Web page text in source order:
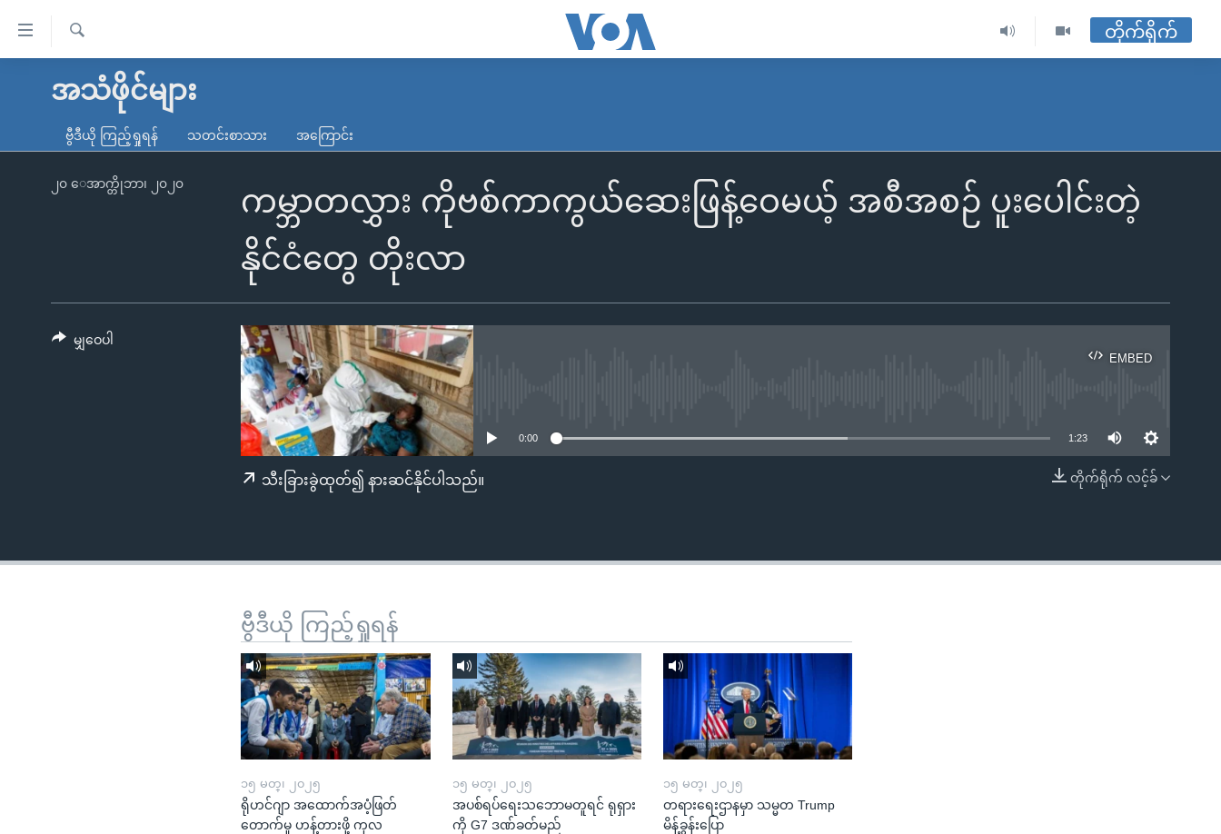
လွယ်ကူ
သည့်
ရန်
မူလစာမျက်နှာ
ကမ္ဘာ့သတင်းများ
နိုင်ငံတကာ
မကြေးမုံရဲ့ အင်္ဂလိပ်စာ
ရေဒီယို
ရေဒီယိုနှင့်ရုပ်သံ အချက်အလက်များ
ရ
တိုက်ရိုက်
အသံဖိုင်များ
ဗွီဒီယို ကြည့်ရှုရန် သတင်းစာသား အကြောင်း
ကမ္ဘာတလွှား ကိုဗစ်ကာကွယ်ဆေးဖြန့်ဝေမယ့် အစီအစဉ် ပူးပေါင်းတဲ့
နိုင်ငံတွေ တိုးလာ
၂၀ ေအာက္တိုဘာ၊ ၂၀၂၀
EMBED
EMBED
0:00 1:23
တိုက်ရိုက် လင့်ခ်
သီးခြားခွဲထုတ်၍ နားဆင်နိုင်ပါသည်။
မျှဝေပါ
ဗွီဒီယို ကြည့်ရှုရန်
၁၅ မတ္၊ ၂၀၂၅
ရိုဟင်ဂျာ အထောက်အပံ့ဖြတ်
တောက်မှု ဟန့်တားဖို့ ကုလ
၁၅ မတ္၊ ၂၀၂၅
အပစ်ရပ်ရေးသဘောမတူရင် ရုရှား
ကို G7 ဒဏ်ခတ်မည်
၁၅ မတ္၊ ၂၀၂၅
တရားရေးဌာနမှာ သမ္မတ Trump
မိန့်ခွန်းပြော